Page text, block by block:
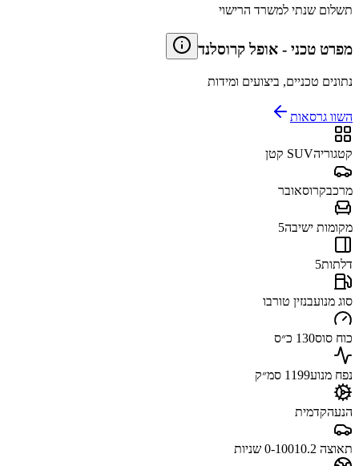
תשלום שנתי למשרד הרישוי
מפרט טכני - אופל קרוסלנד
נתונים טכניים, ביצועים ומידות
השוו גרסאות
קטגוריהSUV קטן
מרכבקרוסאובר
מקומות ישיבה5
דלתות5
סוג מנועבנזין טורבו
כוח סוס130 כ״ס
נפח מנוע1199 סמ״ק
הנעהקדמית
תאוצה 0-100 10.2 שניות